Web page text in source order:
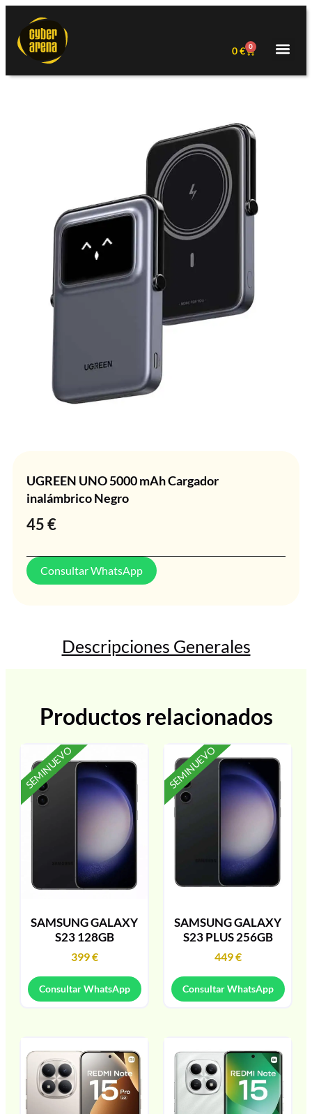
0€ 0
UGREEN UNO 5000 mAh Cargador
inalámbrico Negro
45€
Consultar WhatsApp
Descripciones Generales
Productos relacionados
SEMINUEVO
SAMSUNG GALAXY
S23 128GB
399€
Consultar WhatsApp
SEMINUEVO
SAMSUNG GALAXY
S23 PLUS 256GB
449€
Consultar WhatsApp